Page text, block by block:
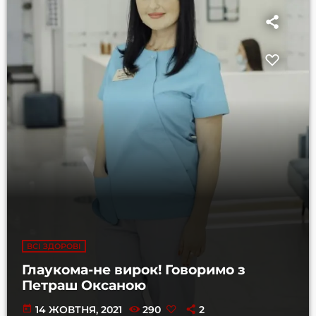
ВСІ ЗДОРОВІ
Глаукома-не вирок! Говоримо з
Петраш Оксаною
today 14 ЖОВТНЯ, 2021 290 2